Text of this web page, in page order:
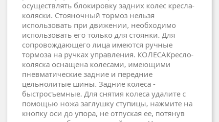
осуществлять блокировку задних колес кресла-
коляски. Стояночный тормоз нельзя
использовать при движении, необходимо
использовать его только для стоянки. Для
сопровождающего лица имеются ручные
тормоза на ручках управления. КОЛЕСАКресло-
коляска оснащена колесами, имеющими
пневматические задние и передние
цельнолитые шины. Задние колеса -
быстросъемные. Для снятия колеса удалите с
помощью ножа заглушку ступицы, нажмите на
кнопку оси до упора, не отпуская ее, потянув